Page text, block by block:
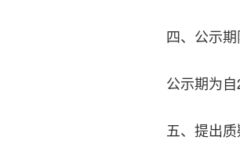
四、公示期
公示期为
五、提出